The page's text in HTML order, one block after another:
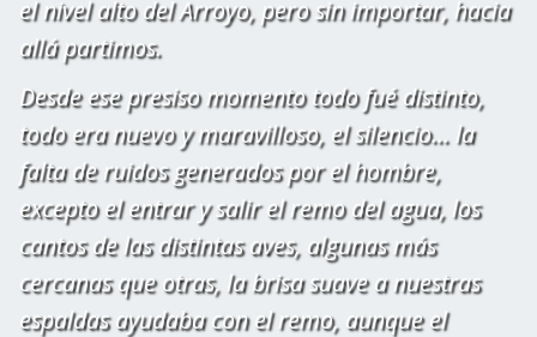
el nivel alto del Arroyo, pero sin importar, hacia
allá partimos.
Desde ese presiso momento todo fué distinto,
todo era nuevo y maravilloso, el silencio... la
falta de ruidos generados por el hombre,
excepto el entrar y salir el remo del agua, los
cantos de las distintas aves, algunas más
cercanas que otras, la brisa suave a nuestras
espaldas ayudaba con el remo, aunque el